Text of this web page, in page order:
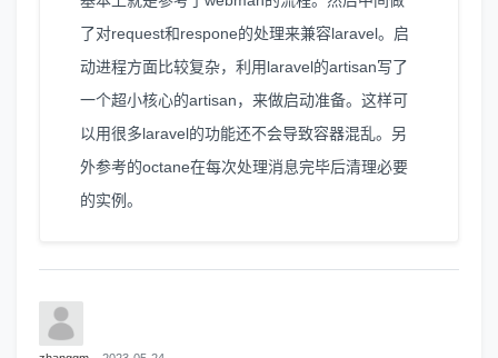
了对request和respone的处理来兼容laravel。启
动进程方面比较复杂，利用laravel的artisan写了
一个超小核心的artisan，来做启动准备。这样可
以用很多laravel的功能还不会导致容器混乱。另
外参考的octane在每次处理消息完毕后清理必要
的实例。